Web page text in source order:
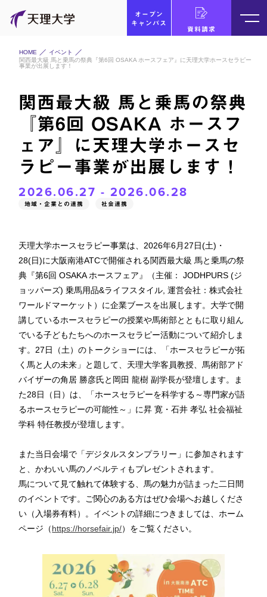
オープン
キャンパス
資料請求
HOME
イベント
関西最大級 馬と乗馬の祭典『第6回 OSAKA ホースフェア』に天理大学ホースセラピー
事業が出展します！
関西最大級 馬と乗馬の祭典
『第6回 OSAKA ホースフ
ェア』に天理大学ホースセ
ラピー事業が出展します！
2026.06.27 - 2026.06.28
地域・企業との連携 社会連携
天理大学ホースセラピー事業は、2026年6月27日(土)・
28(日)に大阪南港ATCで開催される関西最大級 馬と乗馬の祭
典『第6回 OSAKA ホースフェア』（主催： JODHPURS (ジ
ョッパーズ) 乗馬用品&ライフスタイル, 運営会社：株式会社
ワールドマーケット）に企業ブースを出展します。大学で開
講しているホースセラピーの授業や馬術部とともに取り組ん
でいる子どもたちへのホースセラピー活動について紹介しま
す。27日（土）のトークショーには、「ホースセラピーが拓
く馬と人の未来」と題して、天理大学客員教授、馬術部アド
バイザーの角居 勝彦氏と岡田 龍樹 副学長が登壇します。ま
た28日（日）は、「ホースセラピーを科学する～専門家が語
るホースセラピーの可能性～」に昇 寛・石井 孝弘 社会福祉
学科 特任教授が登壇します。
また当日会場で「デジタルスタンプラリー」に参加されます
と、かわいい馬のノベルティもプレゼントされます。
馬について見て触れて体験する、馬の魅力が詰まった二日間
のイベントです。ご関心のある方はぜひ会場へお越しくださ
い（入場券有料）。イベントの詳細につきましては、ホーム
ページ（https://horsefair.jp/）をご覧ください。